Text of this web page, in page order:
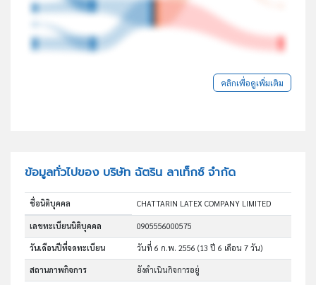
คลิกเพื่อดูเพิ่มเติม
ข้อมูลทั่วไปของ บริษัท ฉัตริน ลาเท็กซ์ จำกัด
ชื่อนิติบุคคล CHATTARIN LATEX COMPANY LIMITED
เลขทะเบียนนิติบุคคล 0905556000575
วันเดือนปีที่จดทะเบียน วันที่ 6 ก.พ. 2556(13 ปี 6 เดือน 7 วัน)
สถานภาพกิจการ ยังดำเนินกิจการอยู่